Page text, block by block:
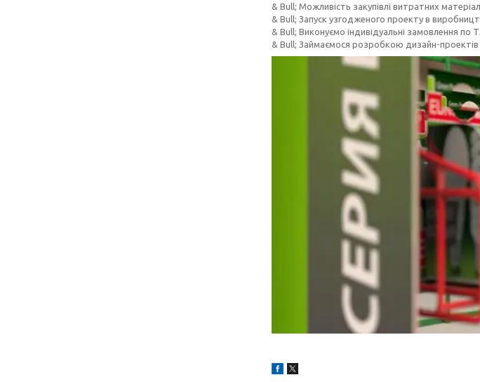
& Bull; Можливість закупівлі витратних
& Bull; Запуск узгодженого проекту в
& Bull; Виконуємо індивідуальні замовлення по
& Bull; Займаємося розробкою дизайн-проектів